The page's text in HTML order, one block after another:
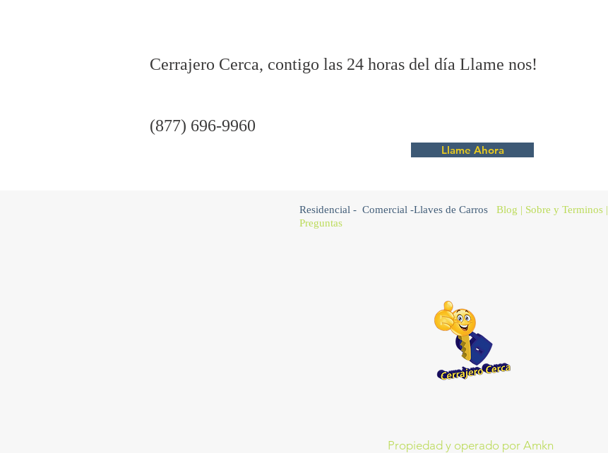
Cerrajero Cerca, contigo las 24 horas del día Llame nos!
(877) 696-9960
Llame Ahora
Residencial - Comercial -Llaves de Carros Blog | Sobre y Terminos |
Preguntas
Propiedad y operado por Amkn